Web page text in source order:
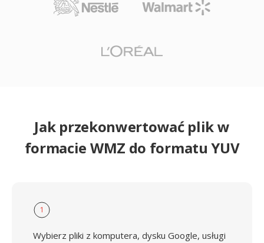
Jak przekonwertować plik w
formacie WMZ do formatu YUV
1
Wybierz pliki z komputera, dysku Google, usługi